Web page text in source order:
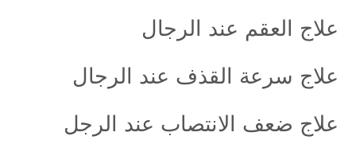
علاج العقم عند الرجال
علاج سرعة القذف عند الرجال
علاج ضعف الانتصاب عند الرجل